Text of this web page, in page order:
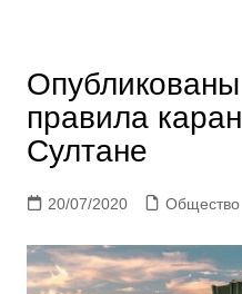
правила
Султане
20/07/2020 Общество